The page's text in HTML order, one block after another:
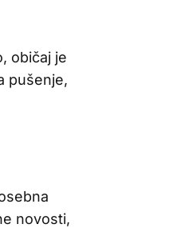
običaj je
pušenje,
novosti,